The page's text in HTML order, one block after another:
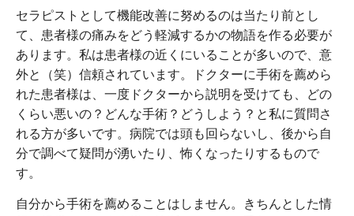
セラピストとして機能改善に努めるのは当たり前とし
て、患者様の痛みをどう軽減するかの物語を作る必要が
あります。私は患者様の近くにいることが多いので、意
外と（笑）信頼されています。ドクターに手術を薦めら
れた患者様は、一度ドクターから説明を受けても、どの
くらい悪いの？どんな手術？どうしよう？と私に質問さ
れる方が多いです。病院では頭も回らないし、後から自
分で調べて疑問が湧いたり、怖くなったりするもので
す。
自分から手術を薦めることはしません。きちんとした情